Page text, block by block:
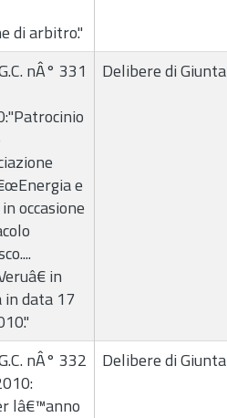
di arbitro."
nÂ° 331
e
occasione
in
data 17
Delibere di Giunta
nÂ° 332
lâ€™anno
Delibere di Giunta